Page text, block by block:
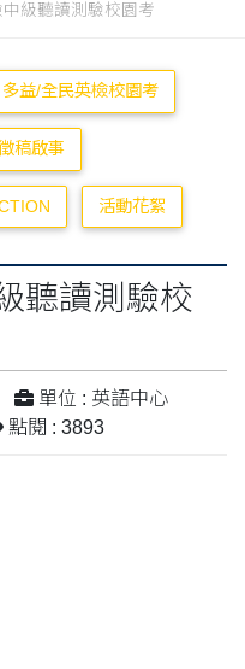
級聽讀測驗校園考
多益/全民英檢校園考
稿啟事
活動花絮
聽讀測驗校
單位 : 英語中心
點閱 : 3893